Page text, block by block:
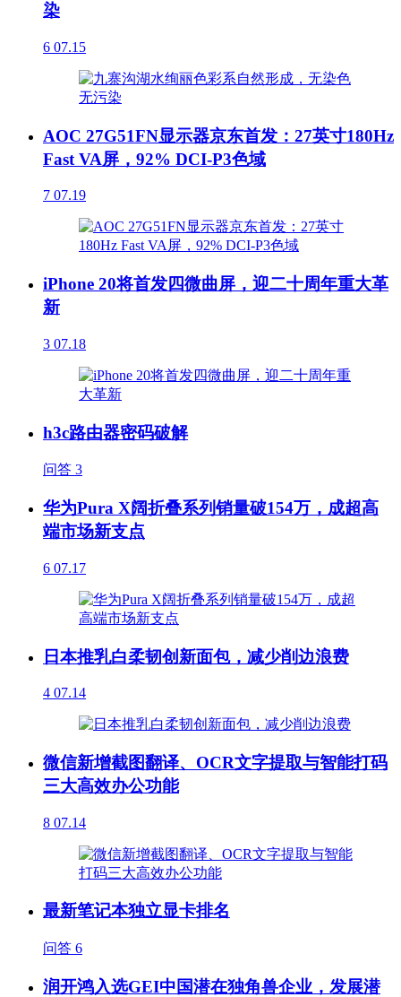
染
6 07.15
AOC 27G51FN显示器京东首发：27英寸180Hz
Fast VA屏，92% DCI-P3色域
7 07.19
iPhone 20将首发四微曲屏，迎二十周年重大革
新
3 07.18
h3c路由器密码破解
问答 3
华为Pura X阔折叠系列销量破154万，成超高
端市场新支点
6 07.17
日本推乳白柔韧创新面包，减少削边浪费
4 07.14
微信新增截图翻译、OCR文字提取与智能打码
三大高效办公功能
8 07.14
最新笔记本独立显卡排名
问答 6
润开鸿入选GEI中国潜在独角兽企业，发展潜